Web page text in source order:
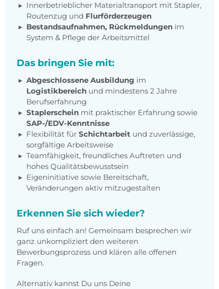
Innerbetrieblicher Materialtransport mit Stapler,
Routenzug und Flurförderzeugen
Bestandsaufnahmen, Rückmeldungen im
System & Pflege der Arbeitsmittel
Das bringen Sie mit:
Abgeschlossene Ausbildung im
Logistikbereich und mindestens 2 Jahre
Berufserfahrung
Staplerschein mit praktischer Erfahrung sowie
SAP-/EDV-Kenntnisse
Flexibilität für Schichtarbeit und zuverlässige,
sorgfältige Arbeitsweise
Teamfähigkeit, freundliches Auftreten und
hohes Qualitätsbewusstsein
Eigeninitiative sowie Bereitschaft,
Veränderungen aktiv mitzugestalten
Erkennen Sie sich wieder?
Ruf uns einfach an! Gemeinsam besprechen wir
ganz unkompliziert den weiteren
Bewerbungsprozess und klären alle offenen
Fragen.
Alternativ kannst Du uns Deine